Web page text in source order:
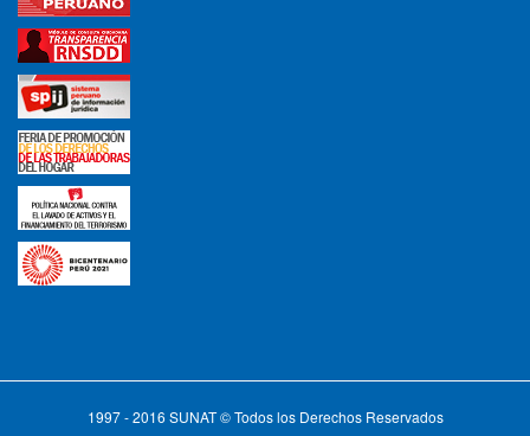
1997 - 2016 SUNAT © Todos los Derechos Reservados